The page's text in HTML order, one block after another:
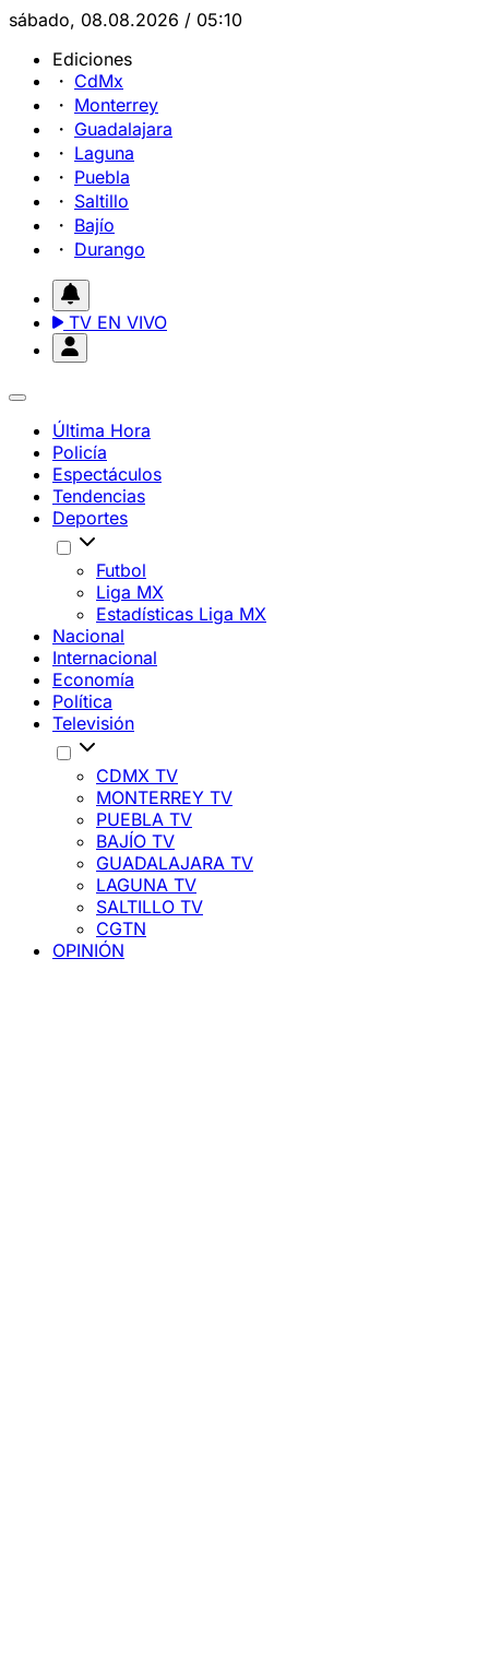
sábado, 08.08.2026 / 05:10
Ediciones
CdMx
Monterrey
Guadalajara
Laguna
Puebla
Saltillo
Bajío
Durango
TV EN VIVO
Última Hora
Policía
Espectáculos
Tendencias
Deportes
Futbol
Liga MX
Estadísticas Liga MX
Nacional
Internacional
Economía
Política
Televisión
CDMX TV
MONTERREY TV
PUEBLA TV
BAJÍO TV
GUADALAJARA TV
LAGUNA TV
SALTILLO TV
CGTN
OPINIÓN